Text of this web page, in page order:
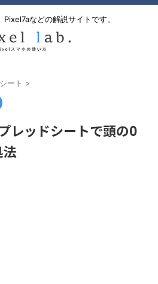
などの解説サイトです。
ート >
レッドシートで頭の0